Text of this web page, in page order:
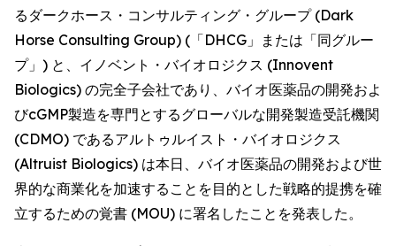
るダークホース・コンサルティング・グループ (Dark
Horse Consulting Group) (「DHCG」または「同グルー
プ」) と、イノベント・バイオロジクス (Innovent
Biologics) の完全子会社であり、バイオ医薬品の開発およ
びcGMP製造を専門とするグローバルな開発製造受託機関
(CDMO) であるアルトゥルイスト・バイオロジクス
(Altruist Biologics) は本日、バイオ医薬品の開発および世
界的な商業化を加速することを目的とした戦略的提携を確
立するための覚書 (MOU) に署名したことを発表した。